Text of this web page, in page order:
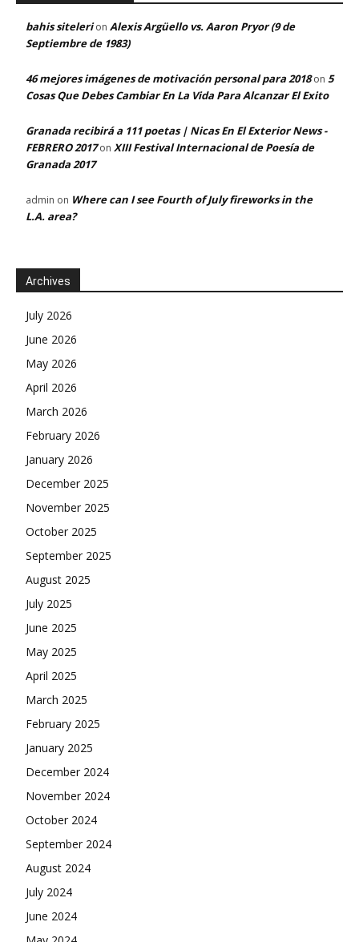
bahis sitelerion Alexis Argüello vs. Aaron Pryor (9 de
Septiembre de 1983)
46 mejores imágenes de motivación personal para 2018on 5
Cosas Que Debes Cambiar En La Vida Para Alcanzar El Exito
Granada recibirá a 111 poetas | Nicas En El Exterior News -
FEBRERO 2017on XIII Festival Internacional de Poesía de
Granada 2017
admin on Where can I see Fourth of July fireworks in the
L.A. area?
Archives
July 2026
June 2026
May 2026
April 2026
March 2026
February 2026
January 2026
December 2025
November 2025
October 2025
September 2025
August 2025
July 2025
June 2025
May 2025
April 2025
March 2025
February 2025
January 2025
December 2024
November 2024
October 2024
September 2024
August 2024
July 2024
June 2024